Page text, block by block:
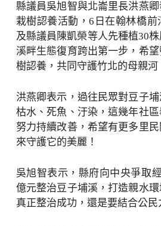
縣議員吳旭智與北崙里長洪燕
栽樹認養活動，6日在翰林橋前
及縣議員陳凱榮等人先種植30
溪畔生態復育跨出第一步，希
樹認養，共同守護竹北的母親河
洪燕卿表示，過往民眾對豆子
枯水、死魚、汙染，這幾年社
努力持續改善，希望有更多里
來守護它的美麗！
吳旭智表示，縣府向中央爭取
億元整治豆子埔溪，打造親水
真正整治成功，還是要結合公民